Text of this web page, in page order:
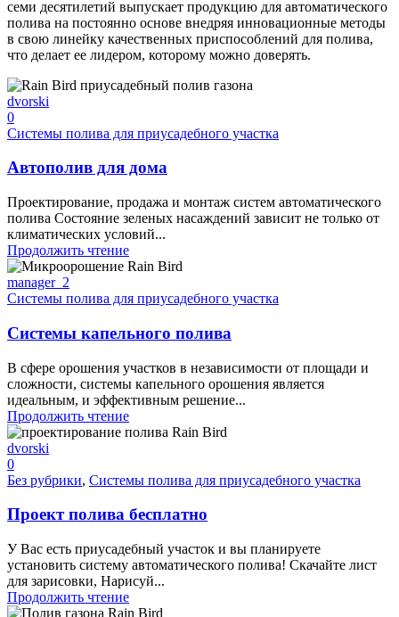
семи десятилетий выпускает продукцию для автоматического
полива на постоянно основе внедряя инновационные методы
в свою линейку качественных приспособлений для полива,
что делает ее лидером, которому можно доверять.
dvorski
0
Системы полива для приусадебного участка
Автополив для дома
Проектирование, продажа и монтаж систем автоматического
полива Состояние зеленых насаждений зависит не только от
климатических условий...
Продолжить чтение
manager_2
Системы полива для приусадебного участка
Системы капельного полива
В сфере орошения участков в независимости от площади и
сложности, системы капельного орошения является
идеальным, и эффективным решение...
Продолжить чтение
dvorski
0
Без рубрики, Системы полива для приусадебного участка
Проект полива бесплатно
У Вас есть приусадебный участок и вы планируете
установить систему автоматического полива! Скачайте лист
для зарисовки, Нарисуй...
Продолжить чтение